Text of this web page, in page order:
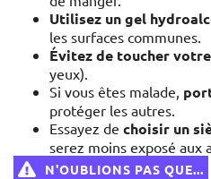
Utilisez un gel
les surfaces communes.
Évitez de toucher
yeux).
Si vous êtes malade,
protéger les autres.
Essayez de choisir un
serez moins exposé aux
N'OUBLIONS PAS QUE...